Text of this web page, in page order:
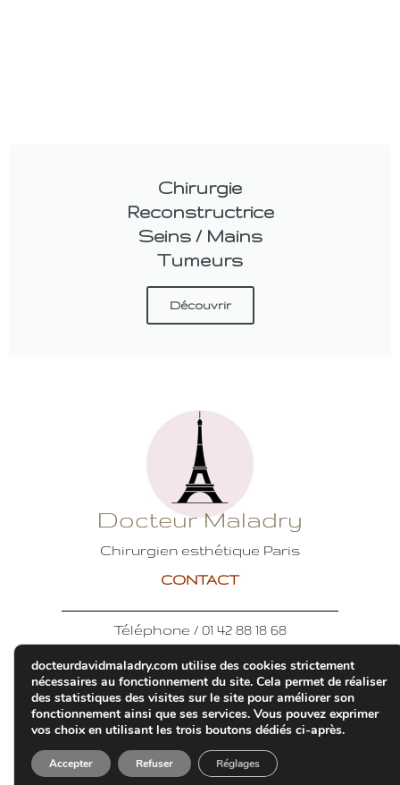
Chirurgie
Reconstructrice
Seins / Mains
Tumeurs
Découvrir
Docteur Maladry
Chirurgien esthétique Paris
CONTACT
Téléphone / 01 42 88 18 68
36 avenue Théophile Gautier
75016 PARIS
E-mail :
assistante.drmaladry@gmail.com
docteurdavidmaladry.com utilise des cookies strictement
nécessaires au fonctionnement du site. Cela permet de réaliser
des statistiques des visites sur le site pour améliorer son
fonctionnement ainsi que ses services. Vous pouvez exprimer
vos choix en utilisant les trois boutons dédiés ci-après.
Accepter Refuser Réglages